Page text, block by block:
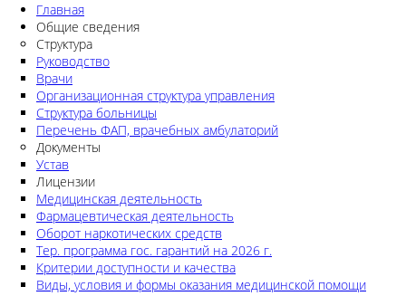
Главная
Общие сведения
Структура
Руководство
Врачи
Организационная структура управления
Структура больницы
Перечень ФАП, врачебных амбулаторий
Документы
Устав
Лицензии
Медицинская деятельность
Фармацевтическая деятельность
Оборот наркотических средств
Тер. программа гос. гарантий на 2026 г.
Критерии доступности и качества
Виды, условия и формы оказания медицинской помощи